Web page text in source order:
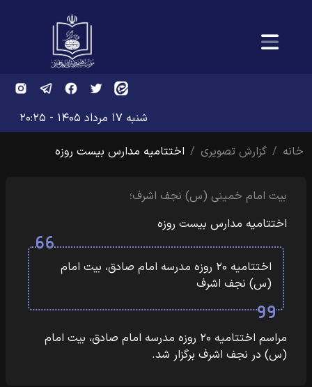
شنبه ۱۷ مرداد ۱۴۰۵ - ۲۰:۲۵
خانه
گزارش تصویری اختتامیه مدارس بیست روزه
بیت امام خمینی (س) نجف اشرف؛
اختتامیه مدارس بیست روزه
اختتامیه ۲۰ روزه مدرسه امام صادق، بیت امام
(س) نجف اشرف
مراسم اختتامیه ۲۰ روزه مدرسه امام صادق، بیت امام
(س) در نجف اشرف برگزار شد.